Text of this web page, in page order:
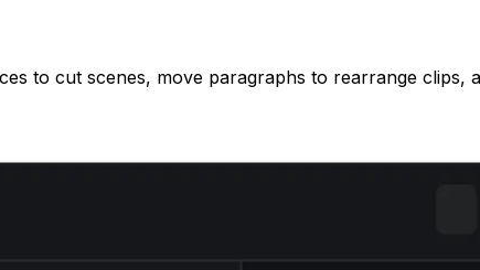
to cut scenes, move paragraphs to rearrange clips,